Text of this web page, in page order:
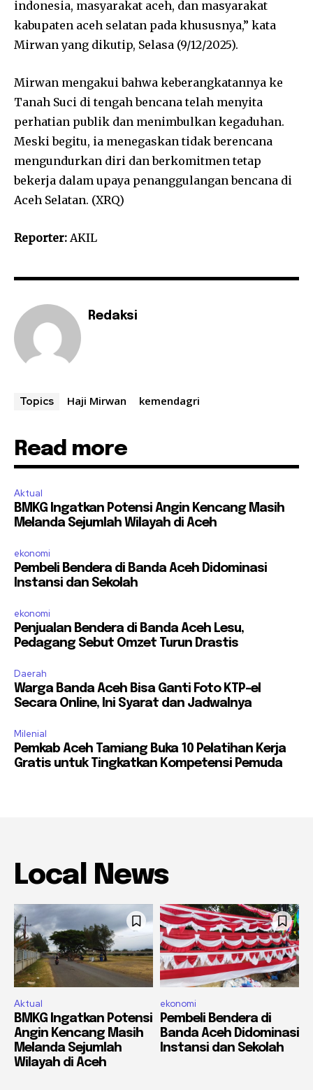
indonesia, masyarakat aceh, dan masyarakat
kabupaten aceh selatan pada khususnya,” kata
Mirwan yang dikutip, Selasa (9/12/2025).
Mirwan mengakui bahwa keberangkatannya ke
Tanah Suci di tengah bencana telah menyita
perhatian publik dan menimbulkan kegaduhan.
Meski begitu, ia menegaskan tidak berencana
mengundurkan diri dan berkomitmen tetap
bekerja dalam upaya penanggulangan bencana di
Aceh Selatan. (XRQ)
Reporter: AKIL
Redaksi
Topics Haji Mirwan kemendagri
Read more
Aktual
BMKG Ingatkan Potensi Angin Kencang Masih
Melanda Sejumlah Wilayah di Aceh
ekonomi
Pembeli Bendera di Banda Aceh Didominasi
Instansi dan Sekolah
ekonomi
Penjualan Bendera di Banda Aceh Lesu,
Pedagang Sebut Omzet Turun Drastis
Daerah
Warga Banda Aceh Bisa Ganti Foto KTP-el
Secara Online, Ini Syarat dan Jadwalnya
Milenial
Pemkab Aceh Tamiang Buka 10 Pelatihan Kerja
Gratis untuk Tingkatkan Kompetensi Pemuda
Local News
Aktual
BMKG Ingatkan Potensi
Angin Kencang Masih
Melanda Sejumlah
Wilayah di Aceh
ekonomi
Pembeli Bendera di
Banda Aceh Didominasi
Instansi dan Sekolah